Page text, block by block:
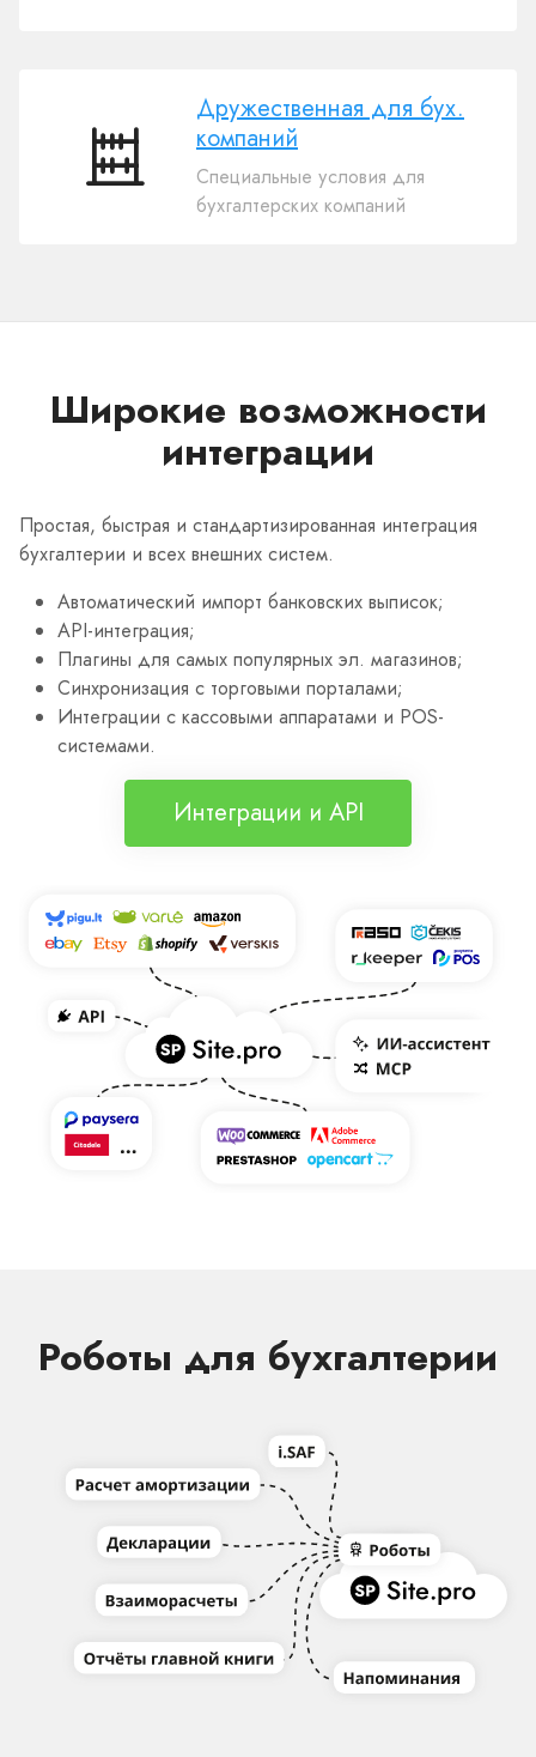
Дружественная
Дружественная для бух.
компаний
Специальные условия для
бухгалтерских компаний
Широкие возможности
интеграции
Простая, быстрая и стандартизированная интеграция
бухгалтерии и всех внешних систем.
Автоматический импорт банковских выписок;
API-интеграция;
Плагины для самых популярных эл. магазинов;
Синхронизация с торговыми порталами;
Интеграции с кассовыми аппаратами и POS-
системами.
Интеграции и API
Роботы для бухгалтерии